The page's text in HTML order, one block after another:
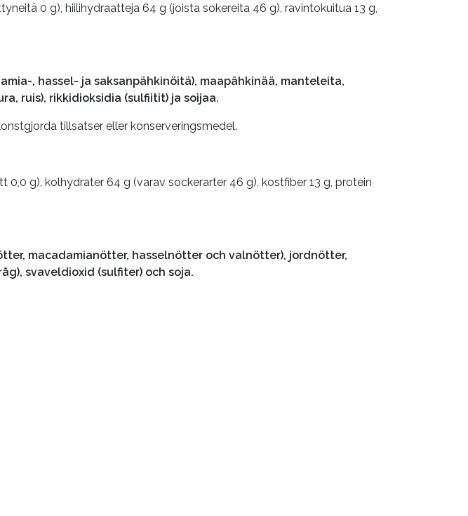
0 g) , hiilihydraatteja 64 g (joista sokereita 46 g), ravintokuitua 13 g,
, hassel- ja saksanpähkinöitä), maapähkinää, manteleita,
ruis), rikkidioksidia (sulfiitit) ja soijaa.
tillsatser eller konserveringsmedel.
0,0 g), kolhydrater 64 g (varav sockerarter 46 g), kostfiber 13 g, protein
macadamianötter, hasselnötter och valnötter), jordnötter,
svaveldioxid (sulfiter) och soja.